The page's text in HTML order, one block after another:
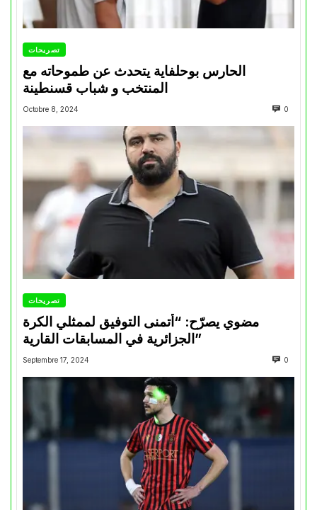
تصريحات
الحارس بوحلفاية يتحدث عن طموحاته مع
المنتخب و شباب قسنطينة
Octobre 8, 2024 0
تصريحات
مضوي يصرّح: “أتمنى التوفيق لممثلي الكرة
الجزائرية في المسابقات القارية”
Septembre 17, 2024 0